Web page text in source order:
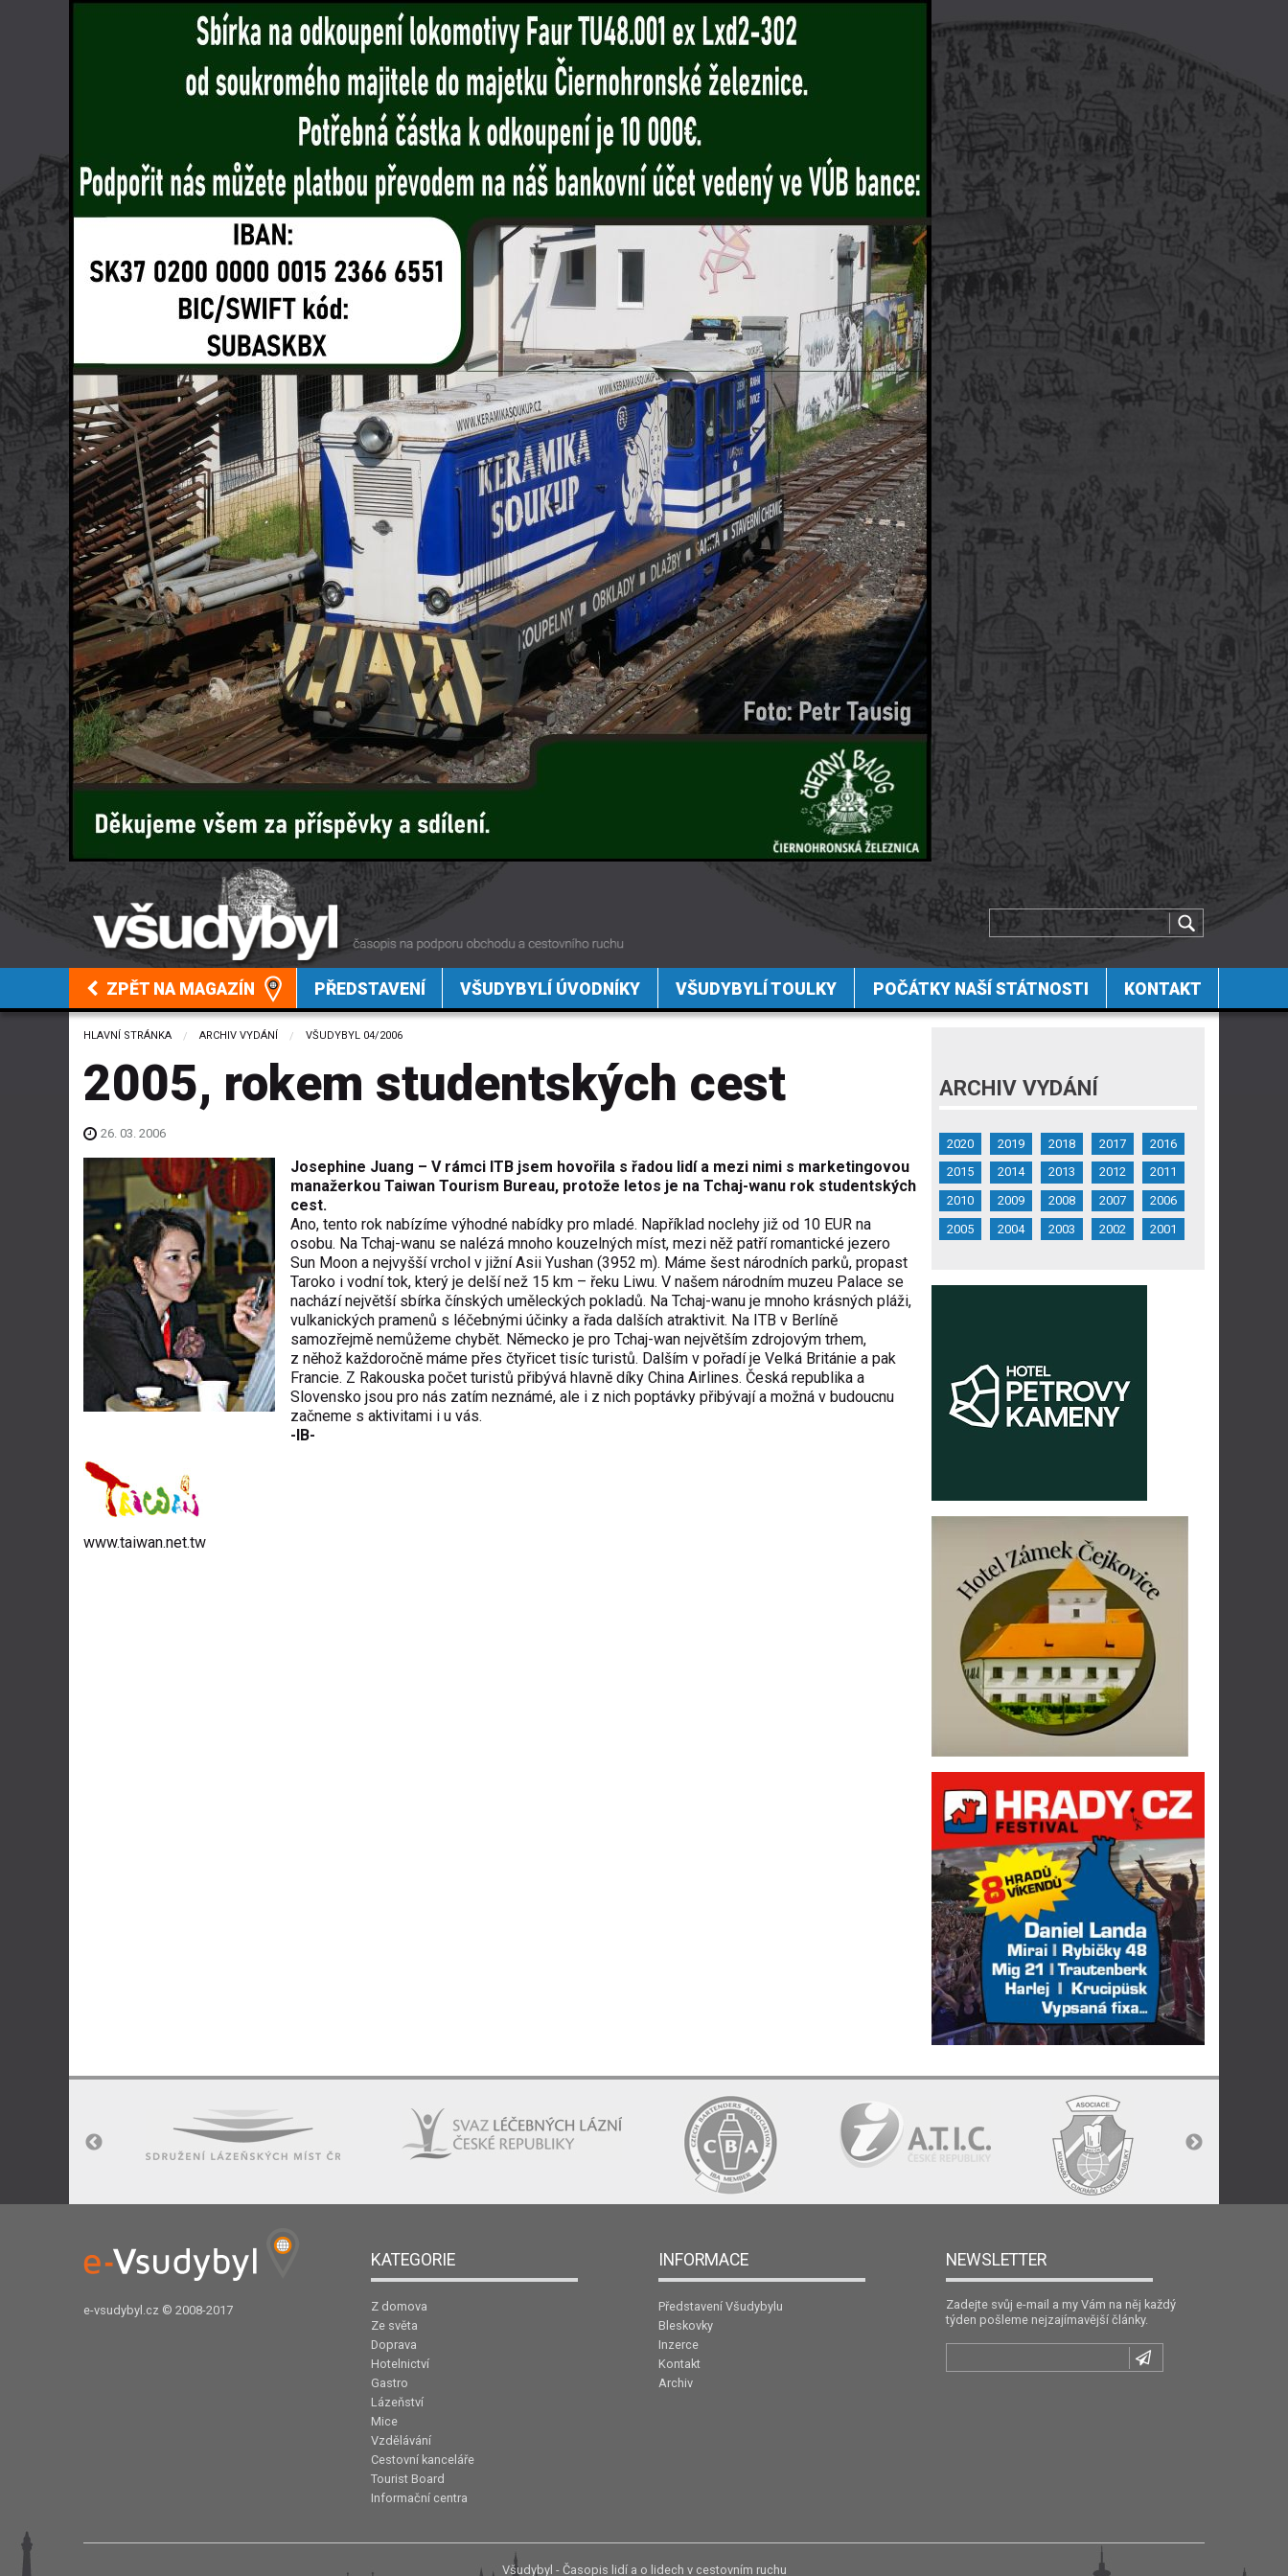
ZPĚT NA MAGAZÍN PŘEDSTAVENÍ VŠUDYBYLÍ ÚVODNÍKY VŠUDYBYLÍ TOULKY POČÁTKY NAŠÍ STÁTNOSTI KONTAKT
HLAVNÍ STRÁNKA ARCHIV VYDÁNÍ VŠUDYBYL 04/2006
2005, rokem studentských cest
26. 03. 2006
Josephine Juang – V rámci ITB jsem hovořila s řadou lidí a mezi nimi s marketingovou
manažerkou Taiwan Tourism Bureau, protože letos je na Tchaj-wanu rok studentských
cest.
Ano, tento rok nabízíme výhodné nabídky pro mladé. Například noclehy již od 10 EUR na
osobu. Na Tchaj-wanu se nalézá mnoho kouzelných míst, mezi něž patří romantické jezero
Sun Moon a nejvyšší vrchol v jižní Asii Yushan (3952 m). Máme šest národních parků, propast
Taroko i vodní tok, který je delší než 15 km – řeku Liwu. V našem národním muzeu Palace se
nachází největší sbírka čínských uměleckých pokladů. Na Tchaj-wanu je mnoho krásných pláži,
vulkanických pramenů s léčebnými účinky a řada dalších atraktivit. Na ITB v Berlíně
samozřejmě nemůžeme chybět. Německo je pro Tchaj-wan největším zdrojovým trhem,
z něhož každoročně máme přes čtyřicet tisíc turistů. Dalším v pořadí je Velká Británie a pak
Francie. Z Rakouska počet turistů přibývá hlavně díky China Airlines. Česká republika a
Slovensko jsou pro nás zatím neznámé, ale i z nich poptávky přibývají a možná v budoucnu
začneme s aktivitami i u vás.
-IB-
www.taiwan.net.tw
ARCHIV VYDÁNÍ
2020 2019 2018 2017
2016
2015
2014 2013 2012
2011
2010
2009 2008 2007
2006
2005
2004 2003 2002 2001
e-vsudybyl.cz © 2008-2017
KATEGORIE
Z domova
Ze světa
Doprava
Hotelnictví
Gastro
Lázeňství
Mice
Vzdělávání
Cestovní kanceláře
Tourist Board
Informační centra
INFORMACE
Představení Všudybylu
Bleskovky
Inzerce
Kontakt
Archiv
NEWSLETTER
Zadejte svůj e-mail a my Vám na něj každý
týden pošleme nejzajímavější články.
Všudybyl - Časopis lidí a o lidech v cestovním ruchu